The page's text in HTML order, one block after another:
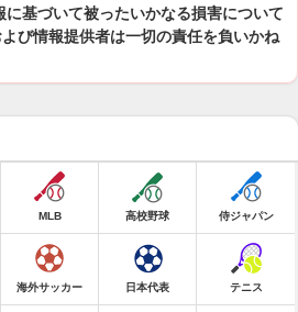
基づいて被ったいかなる損害について
び情報提供者は一切の責任を負いかね
MLB 高校野球 侍ジャパン
海外サッカー 日本代表 テニス